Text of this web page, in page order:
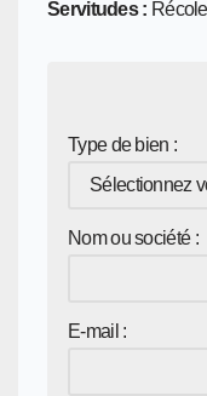
Servitudes :
Type de bien :
Nom ou société :
E-mail :